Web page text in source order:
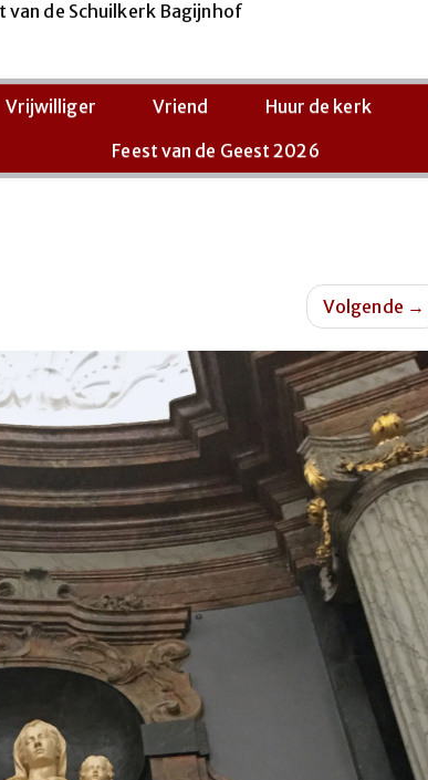
Vrijwilliger Vriend Huur de kerk
Feest van de Geest 2026
Volgende →